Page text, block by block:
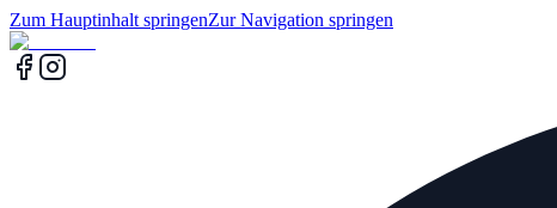
Zum Hauptinhalt springenZur Navigation springen